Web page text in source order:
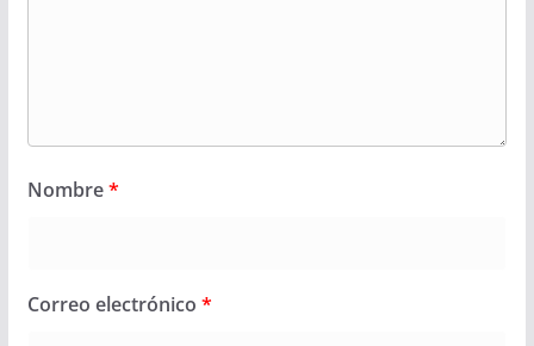
Nombre*
Correo electrónico *